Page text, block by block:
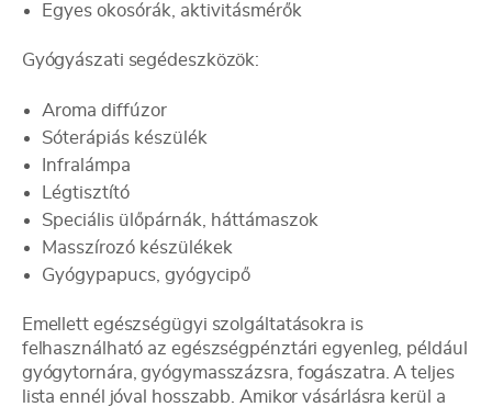
Egyes okosórák, aktivitásmérők
Gyógyászati segédeszközök:
Aroma diffúzor
Sóterápiás készülék
Infralámpa
Légtisztító
Speciális ülőpárnák, háttámaszok
Masszírozó készülékek
Gyógypapucs, gyógycipő
Emellett egészségügyi szolgáltatásokra is
felhasználható az egészségpénztári egyenleg, például
gyógytornára, gyógymasszázsra, fogászatra. A teljes
lista ennél jóval hosszabb. Amikor vásárlásra kerül a